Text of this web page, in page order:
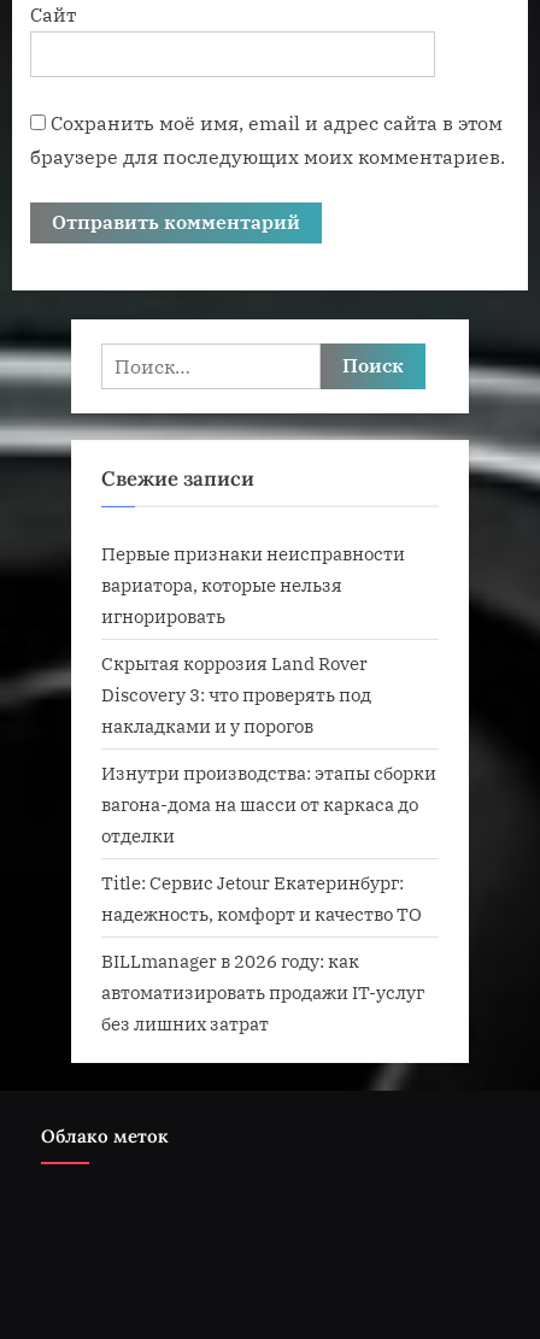
Сайт
Сохранить моё имя, email и адрес сайта в этом
браузере для последующих моих комментариев.
Найти:
Свежие записи
Первые признаки неисправности
вариатора, которые нельзя
игнорировать
Скрытая коррозия Land Rover
Discovery 3: что проверять под
накладками и у порогов
Изнутри производства: этапы сборки
вагона-дома на шасси от каркаса до
отделки
Title: Сервис Jetour Екатеринбург:
надежность, комфорт и качество ТО
BILLmanager в 2026 году: как
автоматизировать продажи IT-услуг
без лишних затрат
Облако меток